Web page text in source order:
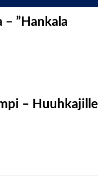
– ”Hankala
– Huuhkajille